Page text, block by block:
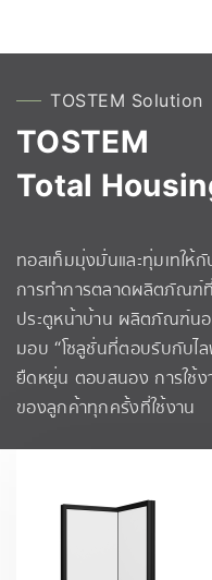
TOSTEM Solution
TOSTEM
Total
ทอสเท็มมุ่งมั่นและทุ่มเทใ
การทำการตลาดผลิตภัณฑ์
ประตูหน้าบ้าน ผลิตภัณฑ์น
มอบ “โซลูชั่นที่ตอบรับกับ
ยืดหยุ่น ตอบสนอง การใช้ง
ของลูกค้าทุกครั้งที่ใช้งาน